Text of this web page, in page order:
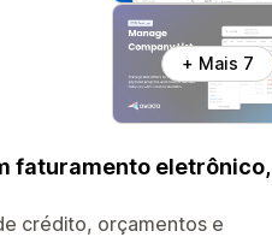
+ Mais 7
faturamento eletrônico,
crédito, orçamentos e